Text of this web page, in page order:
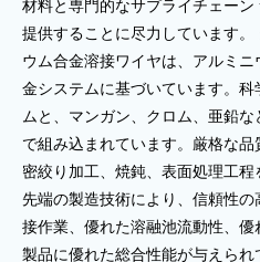
材料と専門的なサプライチェー
提供することに尽力しています
ウム合金溶接ワイヤは、アルミ
金システムに基づいています。
ムと、マンガン、クロム、亜鉛
で組み込まれています。厳格な
密絞り加工、焼鈍、表面処理工
先端の製造技術により、信頼性
接作業、優れた溶融池流動性、優
製品に優れた総合性能が与えら